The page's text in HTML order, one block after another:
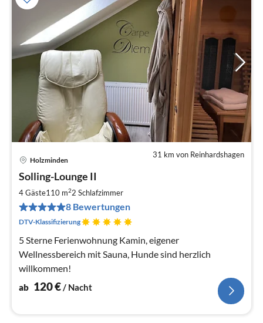
31 km von Reinhardshagen
Holzminden
Solling-Lounge II
4 Gäste110 m22 Schlafzimmer
8 Bewertungen
DTV-Klassifizierung
5 Sterne Ferienwohnung Kamin, eigener
Wellnessbereich mit Sauna, Hunde sind herzlich
willkommen!
ab 120€/ Nacht